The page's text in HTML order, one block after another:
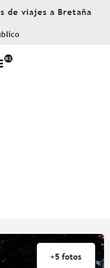
de viajes a Bretaña
+5 fotos